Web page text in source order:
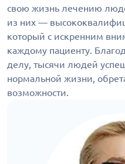
свою жизнь лечению
из них —
который с искренним
каждому пациенту.
делу, тысячи людей
нормальной жизни,
возможности.